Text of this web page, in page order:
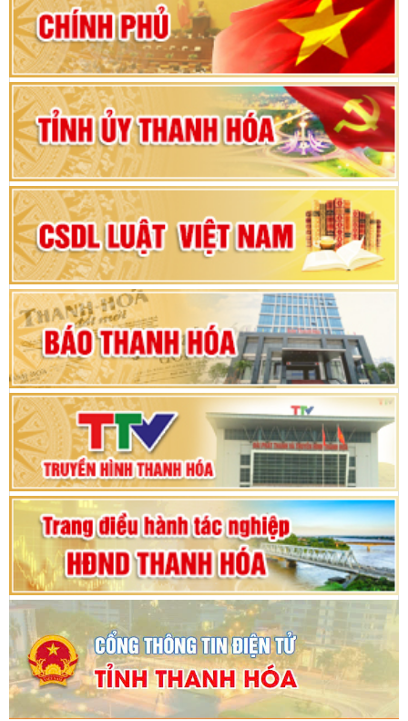
80 năm Quốc hội Việt Nam: vì lợi ích Nhân dân,
vì sự phát triển của đất nước
Bộ Chính trị duyệt nội dung Đại hội đại biểu
Đảng bộ tỉnh Thanh Hóa lần thứ XX, nhiệm kỳ
2025 - 2030
Đại hội đại biểu Đảng bộ xã Yên Thọ lần thứ I,
nhiệm kỳ 2025 – 2030
Đại hội Đảng bộ xã Yên Ninh lần thứ nhất,
nhiệm kỳ 2025 - 2030
Khai mạc Kỳ họp bất thường lần thứ 9, Quốc
hội khóa XV
Phiên thảo luận Kỳ họp thứ 24, HĐND tỉnh
Thanh Hóa khóa XVIII, nhiệm kỳ 2021 - 2026
Bế mạc Kỳ họp thứ hai bốn, Hội đồng nhân dân
tỉnh khoá XVIII